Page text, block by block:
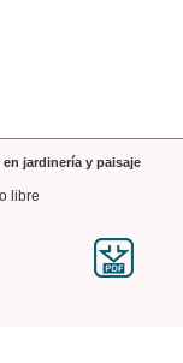
jardinería y paisaje
libre